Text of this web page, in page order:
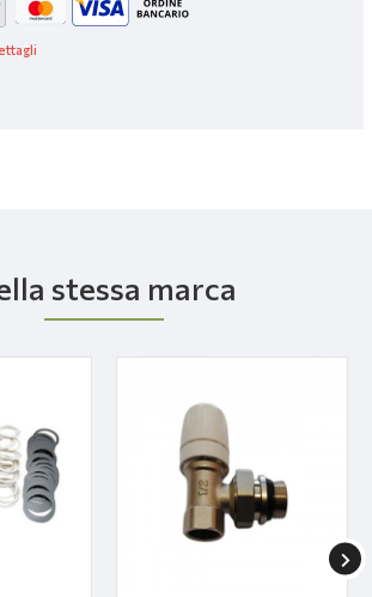
stessa marca